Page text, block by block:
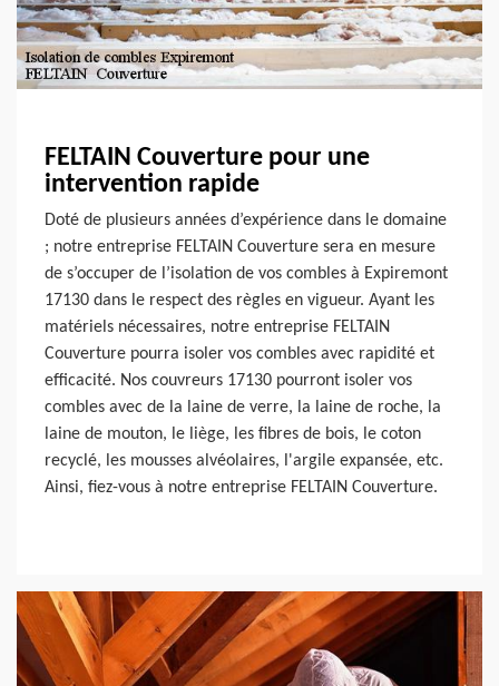
FELTAIN Couverture pour une
intervention rapide
Doté de plusieurs années d’expérience dans le domaine
; notre entreprise FELTAIN Couverture sera en mesure
de s’occuper de l’isolation de vos combles à Expiremont
17130 dans le respect des règles en vigueur. Ayant les
matériels nécessaires, notre entreprise FELTAIN
Couverture pourra isoler vos combles avec rapidité et
efficacité. Nos couvreurs 17130 pourront isoler vos
combles avec de la laine de verre, la laine de roche, la
laine de mouton, le liège, les fibres de bois, le coton
recyclé, les mousses alvéolaires, l'argile expansée, etc.
Ainsi, fiez-vous à notre entreprise FELTAIN Couverture.